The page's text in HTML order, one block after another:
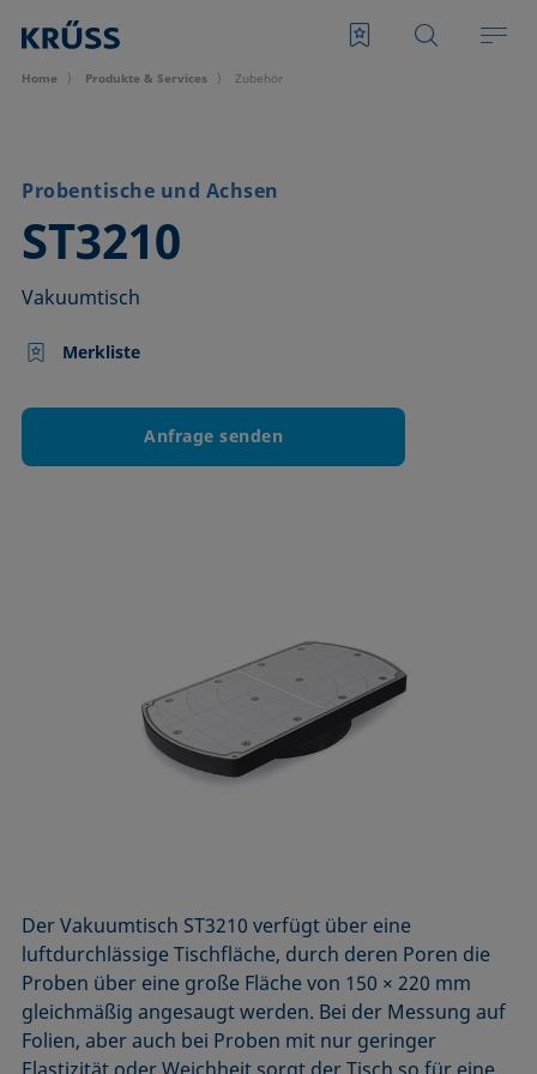
Home Produkte & Services Zubehör
Probentische und Achsen
ST3210
–
Vakuumtisch
Merkliste
Anfrage senden
Der Vakuumtisch ST3210 verfügt über eine
luftdurchlässige Tischfläche, durch deren Poren die
Proben über eine große Fläche von 150 × 220 mm
gleichmäßig angesaugt werden. Bei der Messung auf
Folien, aber auch bei Proben mit nur geringer